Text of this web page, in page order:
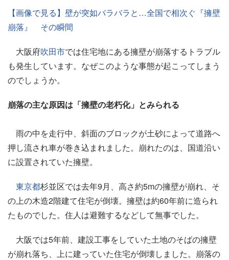
【画像で見る】壁が突如バラバラと…全国で相次ぐ『擁壁
崩落』 その瞬間
大阪府吹田市では住宅地にある擁壁が崩落するトラブル
も発生しています。なぜこのような事態が起こってしまう
のでしょうか。
崩落の主な原因は「擁壁の老朽化」とみられる
雨の中を走行中、斜面のブロックが土砂によって道路へ
押し流され車が巻き込まれました。崩れたのは、国道沿い
に設置されていた擁壁。
東京都杉並区では去年9月、高さ約5mの擁壁が崩れ、そ
の上の木造2階建て住宅が倒壊。擁壁は約60年前に造られ
たものでした。住人は避難するなどして無事でした。
大阪では5年前、建設工事をしていた土地のそばの擁壁
が崩れ落ち、上に建っていた住宅が倒壊しました。崩落の